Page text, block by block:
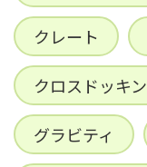
クレート
クロスドッキ
グラビティ